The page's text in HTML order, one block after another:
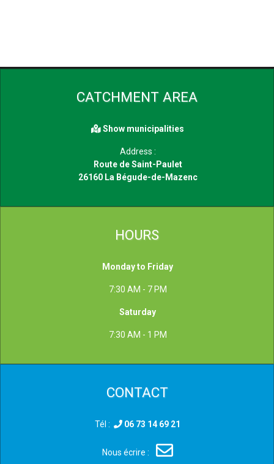
CATCHMENT AREA
Show municipalities
Address :
Route de Saint-Paulet
26160 La Bégude-de-Mazenc
HOURS
Monday to Friday
7:30 AM - 7 PM
Saturday
7:30 AM - 1 PM
CONTACT
Tél : 06 73 14 69 21
Nous écrire :